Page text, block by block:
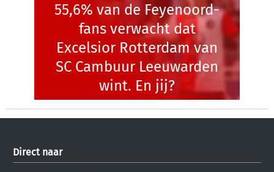
55,6% van de Feyenoord-
fans verwacht dat
Excelsior Rotterdam van
SC Cambuur Leeuwarden
wint. En jij?
Direct naar